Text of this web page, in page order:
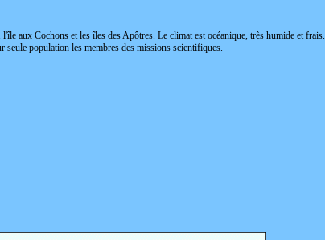
aux Cochons et les îles des Apôtres. Le climat est océanique, très humide et frais.
seule population les membres des missions scientifiques.